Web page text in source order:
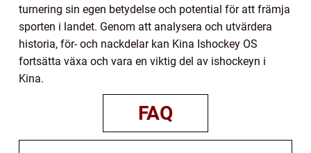
turnering sin egen betydelse och potential för att främja
sporten i landet. Genom att analysera och utvärdera
historia, för- och nackdelar kan Kina Ishockey OS
fortsätta växa och vara en viktig del av ishockeyn i
Kina.
FAQ